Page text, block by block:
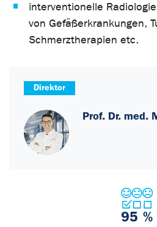
interventionelle
von Gefäßerkrankungen,
Schmerztherapien etc.
Direktor
Prof. Dr. med.
95 %